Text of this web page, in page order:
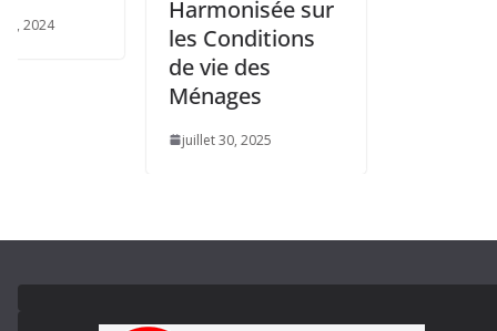
Harmonisée sur
les Conditions
de vie des
Ménages
juillet 30, 2025